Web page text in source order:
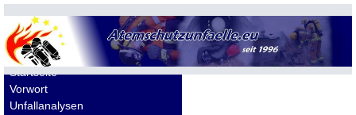
Allgemeines
Startseite
Vorwort
Unfallanalysen